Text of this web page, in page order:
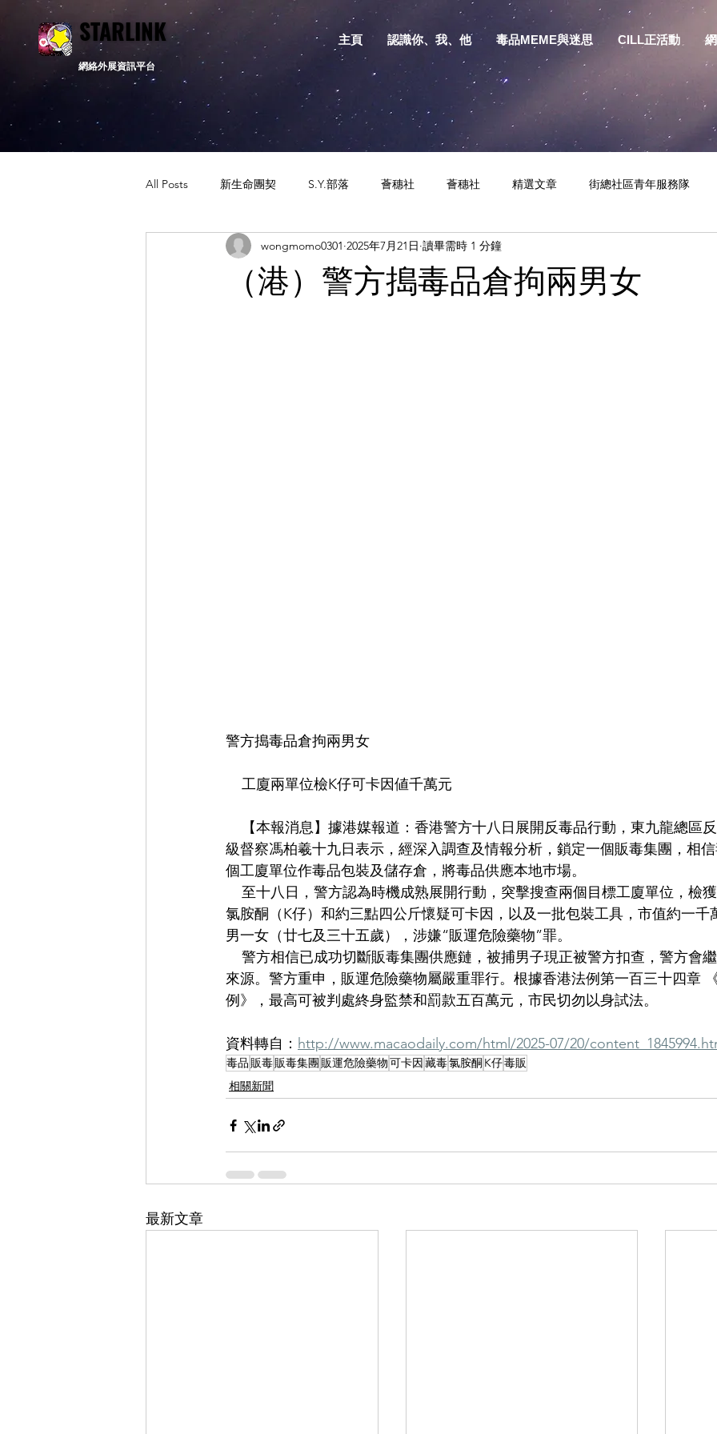
STARLINK
STARLINK
網絡外展資訊平台
主頁 認識你、我、他 毒品MEME與迷思 CILL正活動
All Posts 新生命團契 S.Y.部落 薈穗社 薈穗社 精選文章 街總社區青年服務隊
相關新聞 通告 相關資訊 預防物質濫用資源包
（港）警方搗毒品倉拘兩男女
wongmomo0301 2025年7月21日 讀畢需時 1 分鐘
警方搗毒品倉拘兩男女
工廈兩單位檢K仔可卡因値千萬元
【本報消息】據港媒報道：香港警方十八日展開反毒品行動，東九龍總區
級督察馮柏羲十九日表示，經深入調查及情報分析，鎖定一個販毒集團，相
個工廈單位作毒品包裝及儲存倉，將毒品供應本地巿場。
至十八日，警方認為時機成熟展開行動，突擊搜查兩個目標工廈單位，檢
氯胺酮（K仔）和約三點四公斤懷疑可卡因，以及一批包裝工具，市值約一千
男一女（廿七及三十五歲），涉嫌“販運危險藥物”罪。
警方相信已成功切斷販毒集團供應鏈，被捕男子現正被警方扣查，警方會
來源。警方重申，販運危險藥物屬嚴重罪行。根據香港法例第一百三十四章
例》，最高可被判處終身監禁和罰款五百萬元，市民切勿以身試法。
資料轉自： http://www.macaodaily.com/html/2025-07/20/
毒品販毒販毒集團 販運危險藥物可卡因 藏毒氯胺酮 K仔毒販
相關新聞
最新文章